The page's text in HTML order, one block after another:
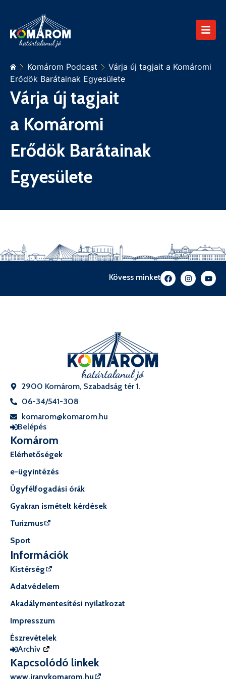
Komárom Podcast
Várja új tagjait a Komáromi
Erődök Barátainak Egyesülete
Várja új tagjait
a Komáromi
Erődök Barátainak
Egyesülete
Kövess minket
2900 Komárom, Szabadság tér 1.
06-34/541-308
komarom@komarom.hu
Belépés
Komárom
Elérhetőségek
e-ügyintézés
Ügyfélfogadási órák
Gyakran ismételt kérdések
Turizmus
Sport
Információk
Kistérség
Adatvédelem
Akadálymentesítési nyilatkozat
Impresszum
Észrevételek
Archív
Kapcsolódó linkek
www.iranykomarom.hu